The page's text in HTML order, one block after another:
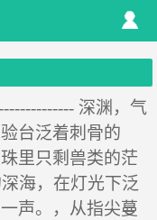
深渊，气
台泛着刺骨的
里只剩兽类的茫
海，在灯光下泛
声。，从指尖蔓